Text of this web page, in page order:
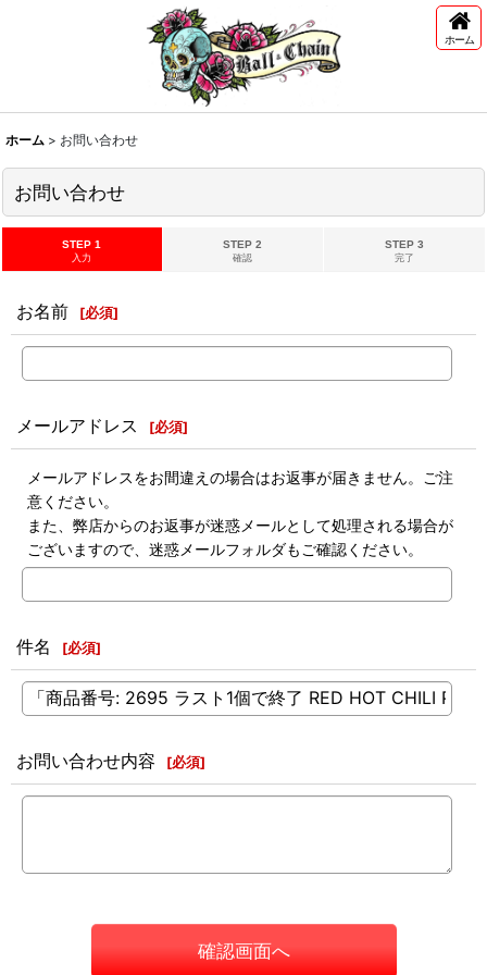
ホーム
ホーム > お問い合わせ
お問い合わせ
STEP 1
入力
STEP 2
確認
STEP 3
完了
お名前 [必須]
メールアドレス [必須]
メールアドレスをお間違えの場合はお返事が届きません。ご注
意ください。
また、弊店からのお返事が迷惑メールとして処理される場合が
ございますので、迷惑メールフォルダもご確認ください。
件名 [必須]
お問い合わせ内容 [必須]
確認画面へ